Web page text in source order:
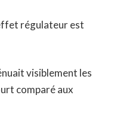
régulateur est
visiblement les
comparé aux